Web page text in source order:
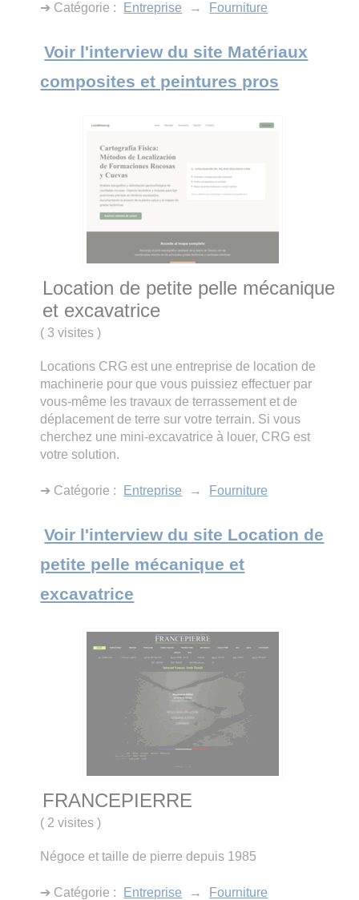
➔ Catégorie : Entreprise → Fourniture
Voir l'interview du site Matériaux
composites et peintures pros
Location de petite pelle mécanique
et excavatrice
( 3 visites)
Locations CRG est une entreprise de location de
machinerie pour que vous puissiez effectuer par
vous-même les travaux de terrassement et de
déplacement de terre sur votre terrain. Si vous
cherchez une mini-excavatrice à louer, CRG est
votre solution.
➔ Catégorie : Entreprise → Fourniture
Voir l'interview du site Location de
petite pelle mécanique et
excavatrice
FRANCEPIERRE
( 2 visites)
Négoce et taille de pierre depuis 1985
➔ Catégorie : Entreprise → Fourniture